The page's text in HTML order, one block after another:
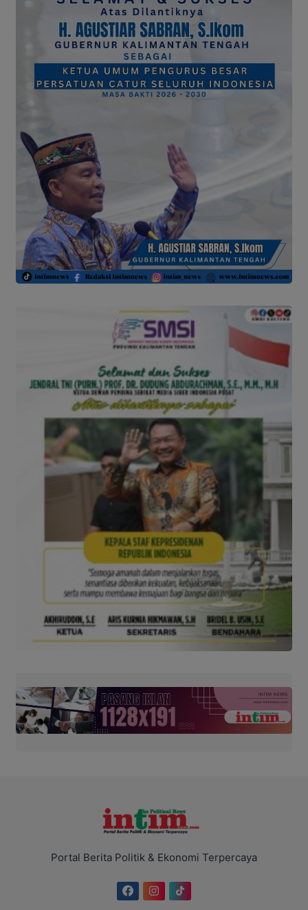
Portal Berita Politik & Ekonomi Terpercaya